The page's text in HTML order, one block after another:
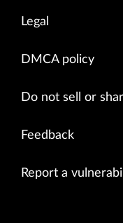
Legal
DMCA policy
Do not sell or
Feedback
Report a